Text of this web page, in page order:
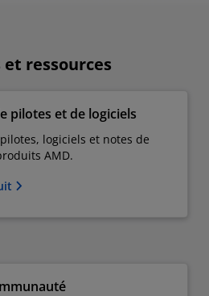
ressources
pilotes et de logiciels
logiciels et notes de
AMD.